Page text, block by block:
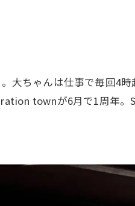
大ちゃんは仕事で毎回4
townが6月で1周年。